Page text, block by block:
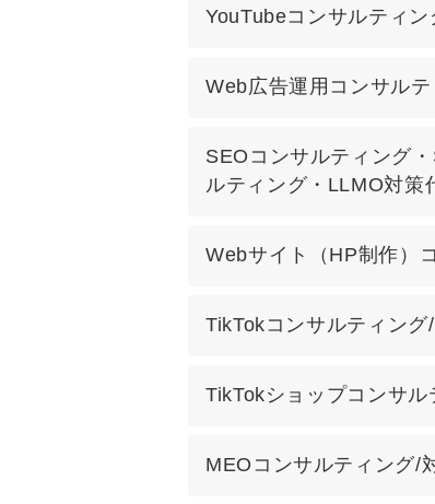
YouTubeコンサルティ
Web広告運用コンサル
SEOコンサルティング
ルティング・LLMO対策
Webサイト（HP制作）
TikTokコンサルティング
TikTokショップコンサ
MEOコンサルティング/